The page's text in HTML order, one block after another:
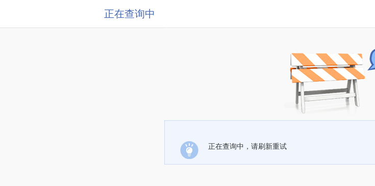
正在查询中
正在查询中，请刷新重试